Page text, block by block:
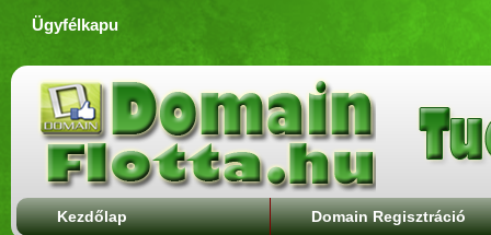
Ügyfélkapu
Kezdőlap Domain Regisztráció